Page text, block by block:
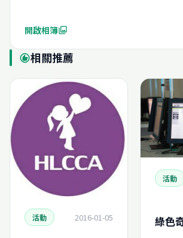
開啟相簿photo_library
recommend相關推薦
活動 2016-01-05
活動
綠色